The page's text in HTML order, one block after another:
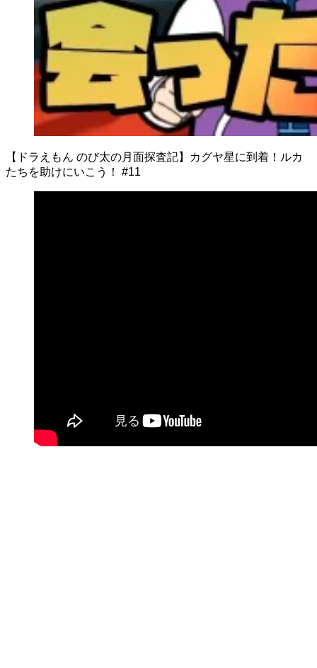
【ドラえもん のび太の月面探査記】カグヤ星に到着！ルカ
たちを助けにいこう！ #11